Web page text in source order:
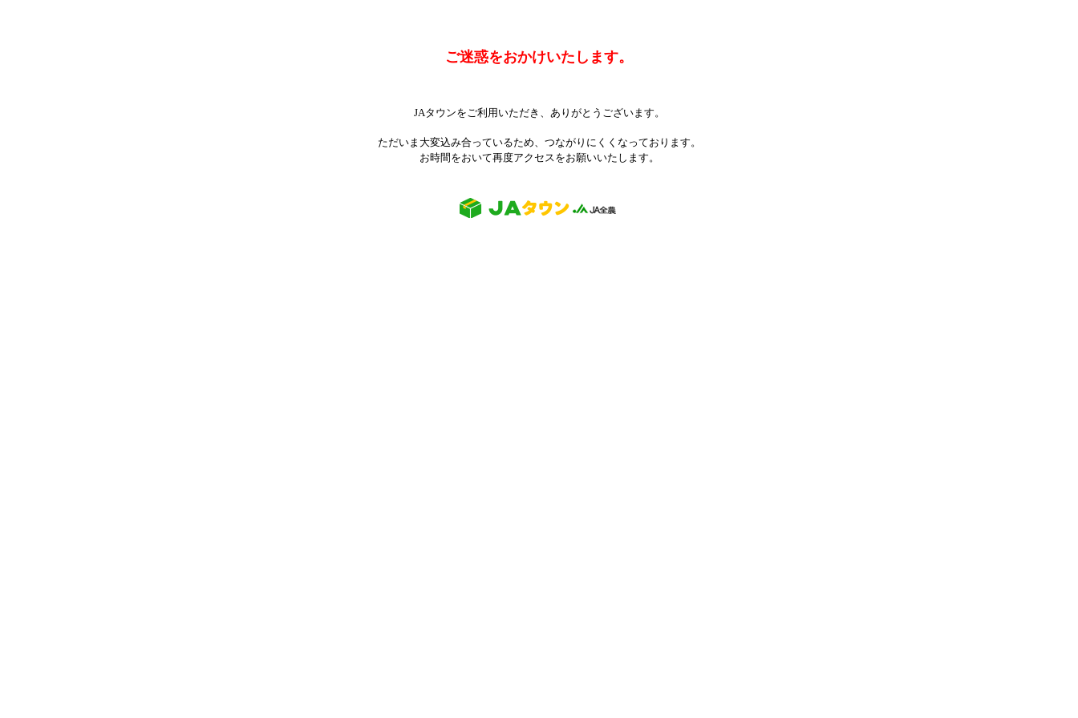
ご迷惑をおかけいたします。
JAタウンをご利用いただき、ありがとうございます。
ただいま大変込み合っているため、つながりにくくなっております。
お時間をおいて再度アクセスをお願いいたします。